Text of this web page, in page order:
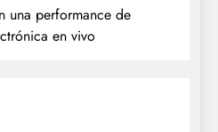
una performance de
en vivo